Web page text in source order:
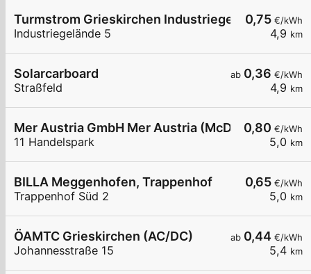
0,75 €/kWh
4,9 km
Turmstrom Grieskirchen Industriegelände 5
Industriegelände 5
ab 0,36 €/kWh
4,9 km
Solarcarboard
Straßfeld
0,80 €/kWh
5,0 km
Mer Austria GmbH Mer Austria (McD) -
11 Handelspark
0,65 €/kWh
5,0 km
BILLA Meggenhofen, Trappenhof
Trappenhof Süd 2
ab 0,44 €/kWh
5,4 km
ÖAMTC Grieskirchen (AC/DC)
Johannesstraße 15